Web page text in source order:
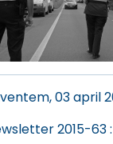
03 april
2015-63